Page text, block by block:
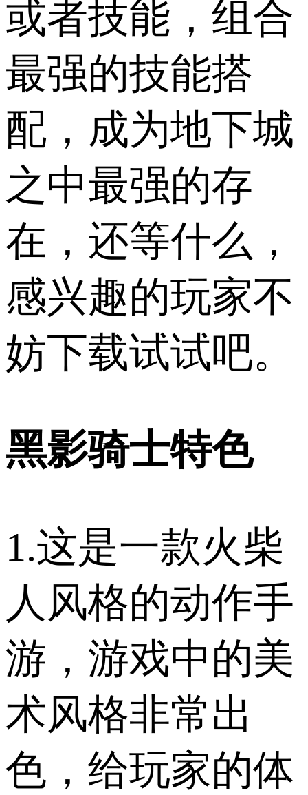
或者技能，组合
最强的技能搭
配，成为地下城
之中最强的存
在，还等什么，
感兴趣的玩家不
妨下载试试吧。
黑影骑士特色
1.这是一款火柴
人风格的动作手
游，游戏中的美
术风格非常出
色，给玩家的体